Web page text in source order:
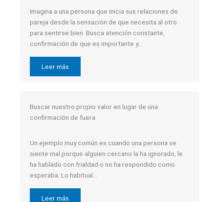
Imagina a una persona que inicia sus relaciones de
pareja desde la sensación de que necesita al otro
para sentirse bien. Busca atención constante,
confirmación de que es importante y…
Leer más
Buscar nuestro propio valor en lugar de una
confirmación de fuera.
Un ejemplo muy común es cuando una persona se
siente mal porque alguien cercano la ha ignorado, le
ha hablado con frialdad o no ha respondido como
esperaba. Lo habitual…
Leer más